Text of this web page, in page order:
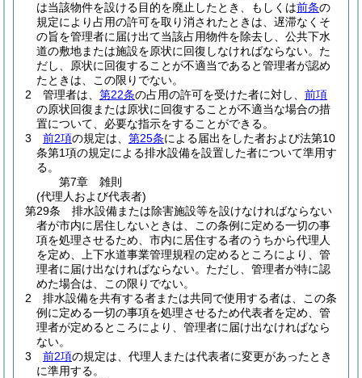
は当該物件を設ける目的を廃止したとき、もしくは前条の
規定により占用の許可を取り消されたときは、遅滞なくそ
の旨を管理者に届け出て当該占用物件を除去し、公共下水
道の敷地または施設を原状に回復しなければならない。 た
だし、原状に回復することが不適当であると管理者が認め
たときは、この限りでない。
2
管理者は、 第22条の占用の許可を受けた者に対し、 前項
の原状回復または原状に回復することが不適当な場合の措
置について、必要な指示をすることができる。
3
前2項の規定は、 第25条による届出をした者および法第10
条第1項の規定による排水設備を設置した者について準用す
る。
第7章
雑則
(代理人および代表者)
第29条
排水設備または除害施設等を設けなければならない
者が市内に居住しないときは、この条例に定める一切の事
項を処理させるため、市内に居住する者のうちから代理人
を定め、上下水道事業管理規程の定めるところにより、管
理者に届け出なければならない。 ただし、管理者が特に認
めた場合は、この限りでない。
2
排水設備を共有する者または共同で使用する者は、この条
例に定める一切の事項を処理させるため代表者を定め、管
理者が定めるところにより、管理者に届け出なければなら
ない。
3
前2項の規定は、代理人または代表者に変更があったとき
に準用する。